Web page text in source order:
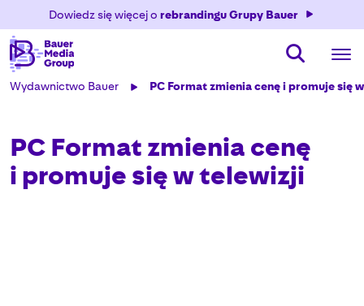
Dowiedz się więcej o rebrandingu Grupy Bauer
Wydawnictwo Bauer PC Format zmienia cenę i promuje się
PC Format zmienia cenę
i promuje się w telewizji